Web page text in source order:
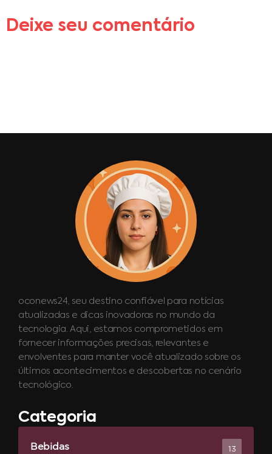
Deixe seu comentário
oconews24, seu destino confiável para notícias
atualizadas e dicas inovadoras no mundo da
tecnologia. Aqui, estamos comprometidos em
fornecer informações precisas, relevantes e
envolventes para manter você atualizado sobre os
últimos acontecimentos e descobertas no cenário
tecnológico.
Categoria
Bebidas 13